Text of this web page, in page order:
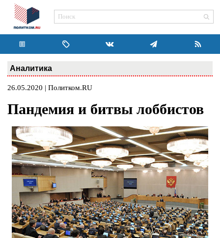
Аналитика
26.05.2020 | Политком.RU
Пандемия и битвы лоббистов